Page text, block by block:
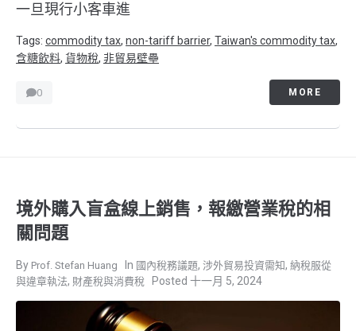
一旦現行小客車進
Tags: commodity tax, non-tariff barrier, Taiwan's commodity tax,
含糖飲料, 貨物稅, 非貿易壁壘
0 MORE
境外購入盲盒線上銷售，報繳營業稅的相
關問題
Prof. Stefan Huang 國內稅務議題, 涉外貿易投資需知, 納稅服從
與違章執法, 財產稅與消費稅 十一月 5, 2024